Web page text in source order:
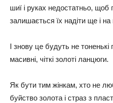
шиї і руках недостатньо, щоб
залишається їх надіти ще і на
І знову це будуть не
масивні, чіткі золоті ланцюги.
Як бути тим жінкам, хто не
буйство золота і страз з